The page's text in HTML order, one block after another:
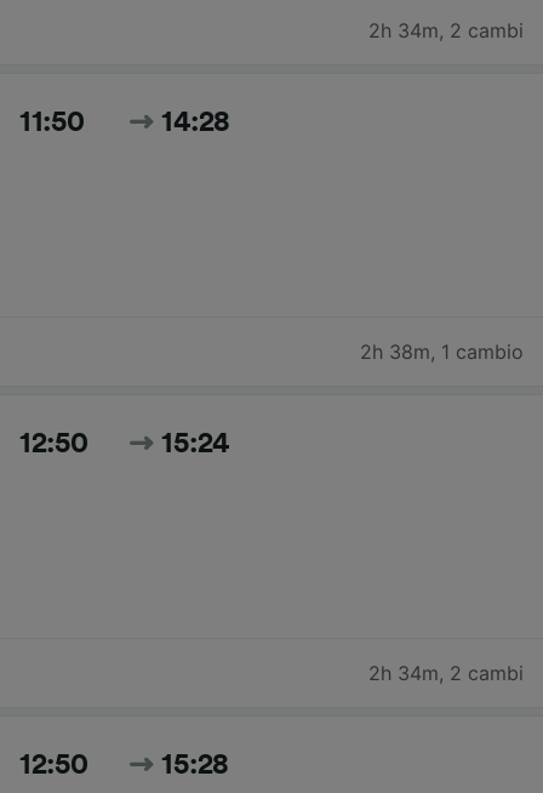
2h 34m, 2 cambi
11:50 14:28
2h 38m, 1 cambio
12:50 15:24
2h 34m, 2 cambi
12:50 15:28